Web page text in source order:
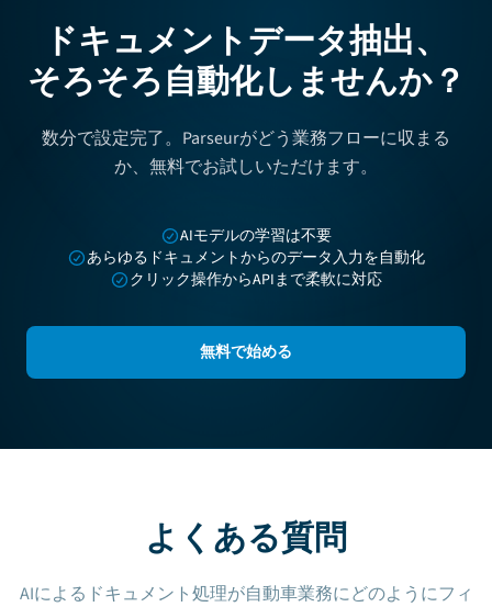
ドキュメントデータ抽出、
そろそろ自動化しませんか？
数分で設定完了。Parseurがどう業務フローに収まる
か、無料でお試しいただけます。
AIモデルの学習は不要
あらゆるドキュメントからのデータ入力を自動化
クリック操作からAPIまで柔軟に対応
無料で始める
よくある質問
AIによるドキュメント処理が自動車業務にどのようにフィ